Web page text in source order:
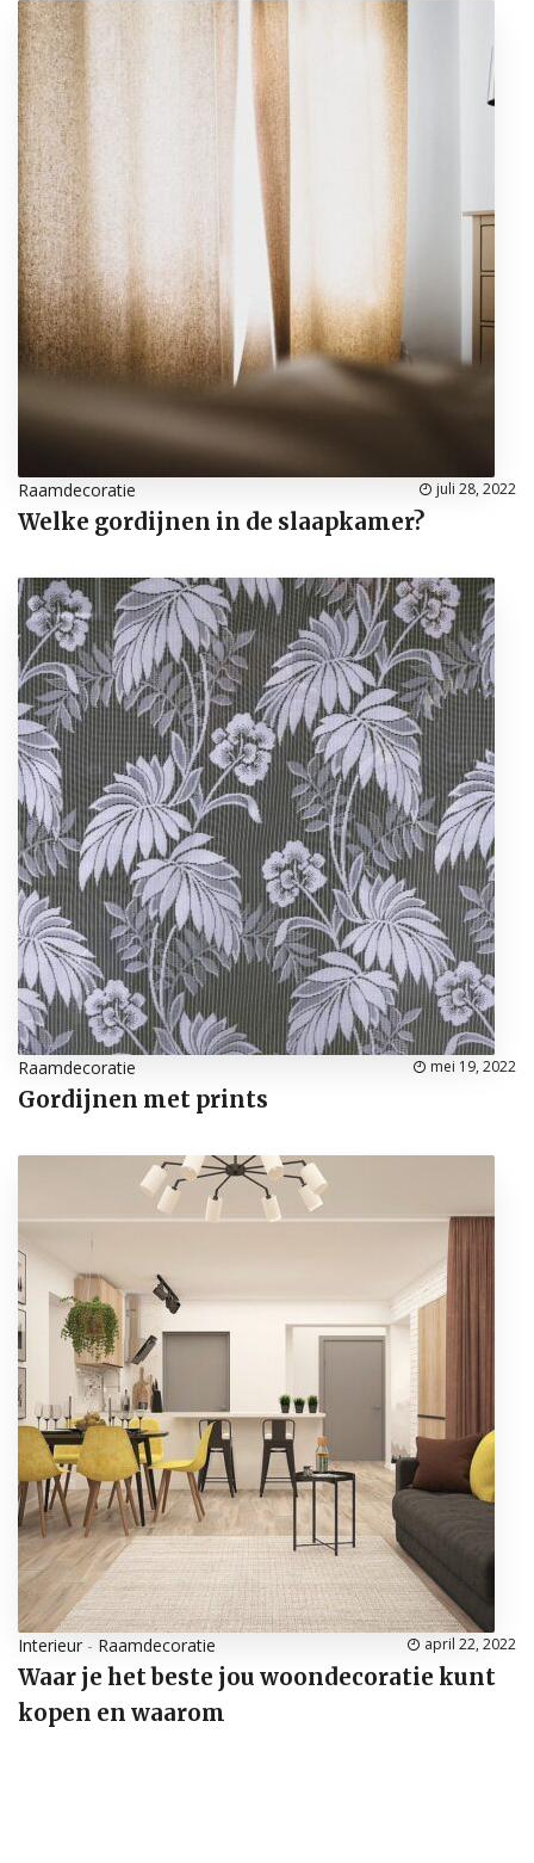
Raamdecoratie juli 28, 2022
Welke gordijnen in de slaapkamer?
Raamdecoratie mei 19, 2022
Gordijnen met prints
Interieur- Raamdecoratie april 22, 2022
Waar je het beste jou woondecoratie kunt
kopen en waarom